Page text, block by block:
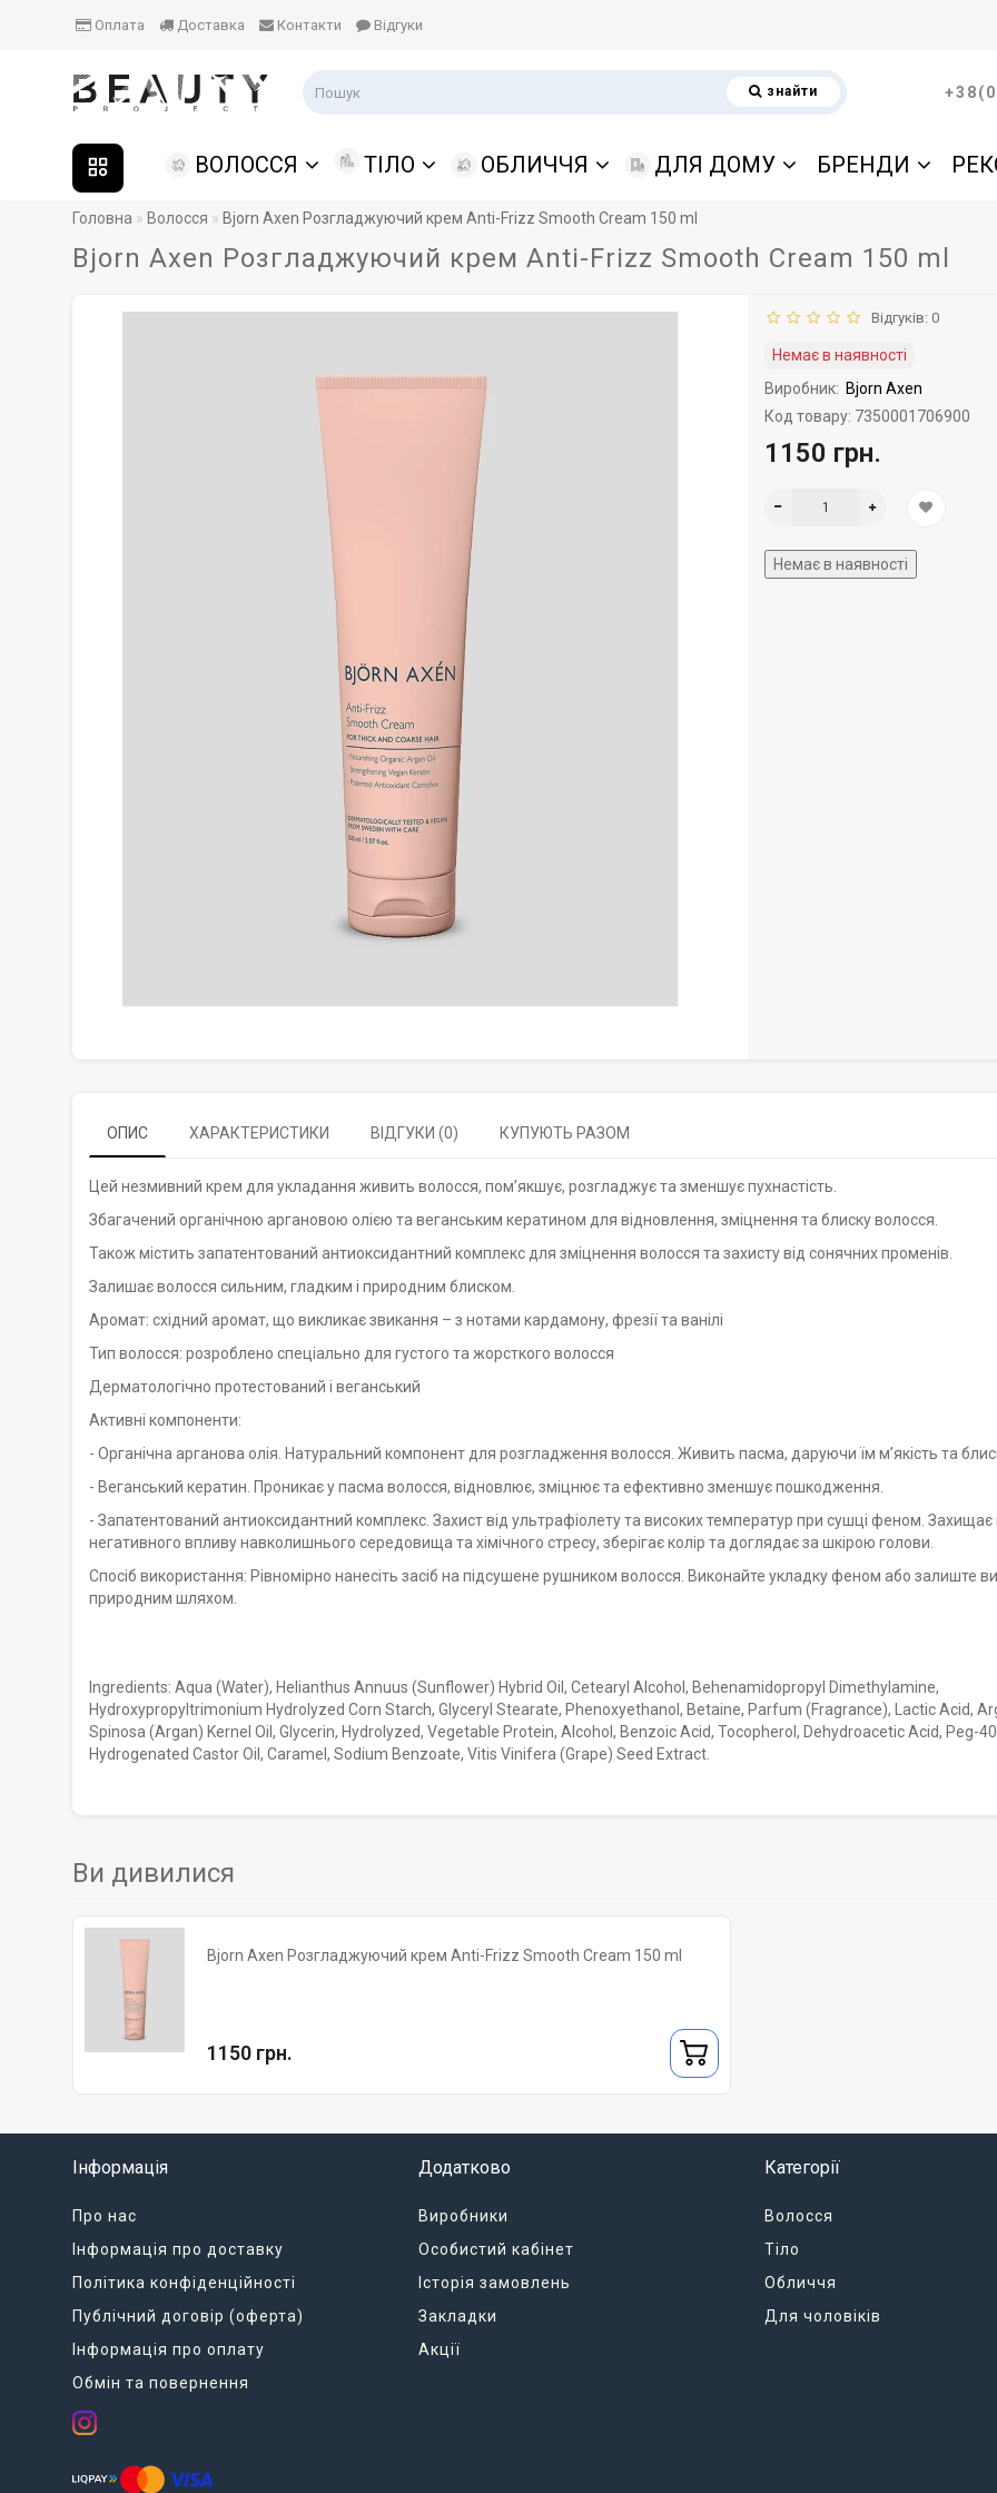
Оплата Доставка Контакти Відгуки
знайти
ВОЛОССЯ ТІЛО ОБЛИЧЧЯ ДЛЯ ДОМУ БРЕНДИ
Головна Волосся Bjorn Axen Розгладжуючий крем Anti-Frizz Smooth Cream 150 ml
Bjorn Axen Розгладжуючий крем Anti-Frizz Smooth Cream 150 ml
Відгуків: 0
Немає в наявності
Виробник: Bjorn Axen
Код товару: 7350001706900
1150 грн.
Немає в наявності
ОПИС ХАРАКТЕРИСТИКИ ВІДГУКИ (0) КУПУЮТЬ РАЗОМ
Цей незмивний крем для укладання живить волосся, пом’якшує, розгладжує та зменшує пухнастість.
Збагачений органічною аргановою олією та веганським кератином для відновлення, зміцнення та блиску волосся.
Також містить запатентований антиоксидантний комплекс для зміцнення волосся та захисту від сонячних променів.
Залишає волосся сильним, гладким і природним блиском.
Аромат: східний аромат, що викликає звикання – з нотами кардамону, фрезії та ванілі
Тип волосся: розроблено спеціально для густого та жорсткого волосся
Дерматологічно протестований і веганський
Активні компоненти:
- Органічна арганова олія. Натуральний компонент для розгладження волосся. Живить пасма, даруючи їм мʼякість та
- Веганський кератин. Проникає у пасма волосся, відновлює, зміцнює та ефективно зменшує пошкодження.
- Запатентований антиоксидантний комплекс. Захист від ультрафіолету та високих температур при сушці феном. Захищає
негативного впливу навколишнього середовища та хімічного стресу, зберігає колір та доглядає за шкірою голови.
Спосіб використання: Рівномірно нанесіть засіб на підсушене рушником волосся. Виконайте укладку феном або залиште
природним шляхом.
Ingredients: Aqua (Water), Helianthus Annuus (Sunflower) Hybrid Oil, Cetearyl Alcohol, Behenamidopropyl Dimethylamine,
Hydroxypropyltrimonium Hydrolyzed Corn Starch, Glyceryl Stearate, Phenoxyethanol, Betaine, Parfum (Fragrance), Lactic Acid,
Spinosa (Argan) Kernel Oil, Glycerin, Hydrolyzed, Vegetable Protein, Alcohol, Benzoic Acid, Tocopherol, Dehydroacetic Acid, Peg-40
Hydrogenated Castor Oil, Caramel, Sodium Benzoate, Vitis Vinifera (Grape) Seed Extract.
Ви дивилися
Bjorn Axen Розгладжуючий крем Anti-Frizz Smooth Cream 150 ml
1150 грн.
Інформація
Про нас
Інформація про доставку
Політика конфіденційності
Публічний договір (оферта)
Інформація про оплату
Обмін та повернення
Додатково
Виробники
Особистий кабінет
Історія замовлень
Закладки
Акції
Категорії
Волосся
Тіло
Обличчя
Для чоловіків